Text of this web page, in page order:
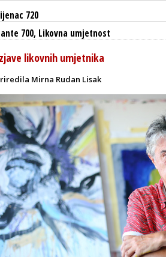
720
700, Likovna umjetnost
likovnih umjetnika
Mirna Rudan Lisak